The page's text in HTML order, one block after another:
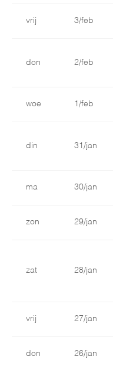
vrij 3/feb
don 2/feb
woe 1/feb
din 31/jan
ma 30/jan
zon 29/jan
zat 28/jan
vrij 27/jan
don 26/jan